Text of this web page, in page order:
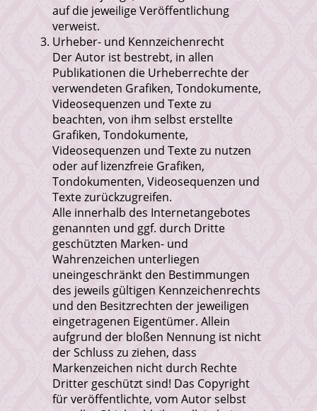
auf die jeweilige Veröffentlichung
verweist.
Urheber- und Kennzeichenrecht
Der Autor ist bestrebt, in allen
Publikationen die Urheberrechte der
verwendeten Grafiken, Tondokumente,
Videosequenzen und Texte zu
beachten, von ihm selbst erstellte
Grafiken, Tondokumente,
Videosequenzen und Texte zu nutzen
oder auf lizenzfreie Grafiken,
Tondokumenten, Videosequenzen und
Texte zurückzugreifen.
Alle innerhalb des Internetangebotes
genannten und ggf. durch Dritte
geschützten Marken- und
Wahrenzeichen unterliegen
uneingeschränkt den Bestimmungen
des jeweils gültigen Kennzeichenrechts
und den Besitzrechten der jeweiligen
eingetragenen Eigentümer. Allein
aufgrund der bloßen Nennung ist nicht
der Schluss zu ziehen, dass
Markenzeichen nicht durch Rechte
Dritter geschützt sind! Das Copyright
für veröffentlichte, vom Autor selbst